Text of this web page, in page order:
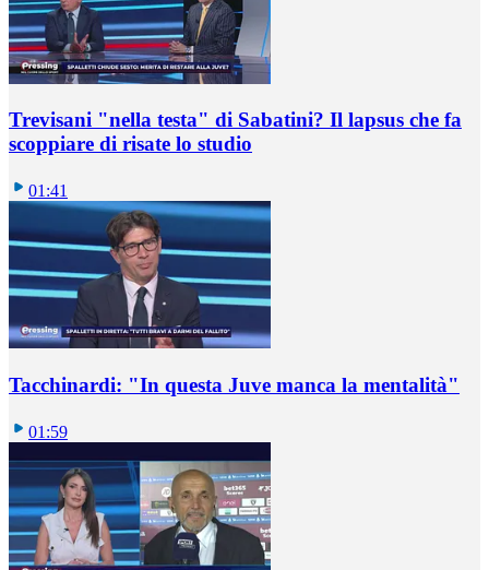
Trevisani "nella testa" di Sabatini? Il lapsus che fa
scoppiare di risate lo studio
01:41
Tacchinardi: "In questa Juve manca la mentalità"
01:59